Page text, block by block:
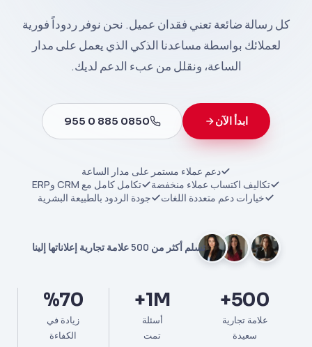
كل رسالة ضائعة تعني فقدان عميل. نحن نوفر ردوداً فورية
لعملائك بواسطة مساعدنا الذكي الذي يعمل على مدار
الساعة، ونقلل من عبء الدعم لديك.
ابدأ الآن 0850 885 0 955
دعم عملاء مستمر على مدار الساعة
تكاليف اكتساب عملاء منخفضة
تكامل كامل مع CRM وERP
خيارات دعم متعددة اللغات
جودة الردود بالطبيعة البشرية
تسلم أكثر من 500 علامة تجارية إعلاناتها إلينا
500+
علامة تجارية
سعيدة
1M+
أسئلة
تمت
%70
زيادة في
الكفاءة